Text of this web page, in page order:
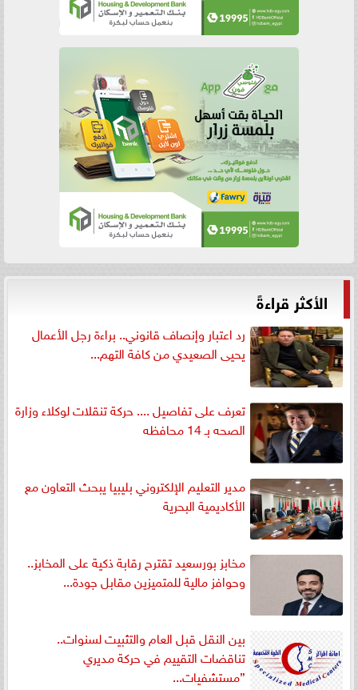
الأكثر قراءةً
رد اعتبار وإنصاف قانوني.. براءة رجل الأعمال
يحيى الصعيدي من كافة التهم...
تعرف على تفاصيل .... حركة تنقلات لوكلاء وزارة
الصحه بـ 14 محافظه
مدير التعليم الإلكتروني بليبيا يبحث التعاون مع
الأكاديمية البحرية
مخابز بورسعيد تقترح رقابة ذكية على المخابز..
وحوافز مالية للمتميزين مقابل جودة...
بين النقل قبل العام والتثبيت لسنوات..
تناقضات التقييم في حركة مديري
”مستشفيات...